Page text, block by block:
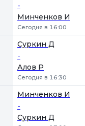
-
Минченков И
Сегодня в 16:00
Суркин Д
-
Алов Р
Сегодня в 16:30
Минченков И
-
Суркин Д